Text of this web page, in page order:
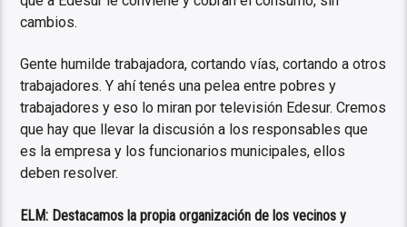
cambios.
Gente humilde trabajadora, cortando vías, cortando a otros
trabajadores. Y ahí tenés una pelea entre pobres y
trabajadores y eso lo miran por televisión Edesur. Cremos
que hay que llevar la discusión a los responsables que
es la empresa y los funcionarios municipales, ellos
deben resolver.
ELM: Destacamos la propia organización de los vecinos y